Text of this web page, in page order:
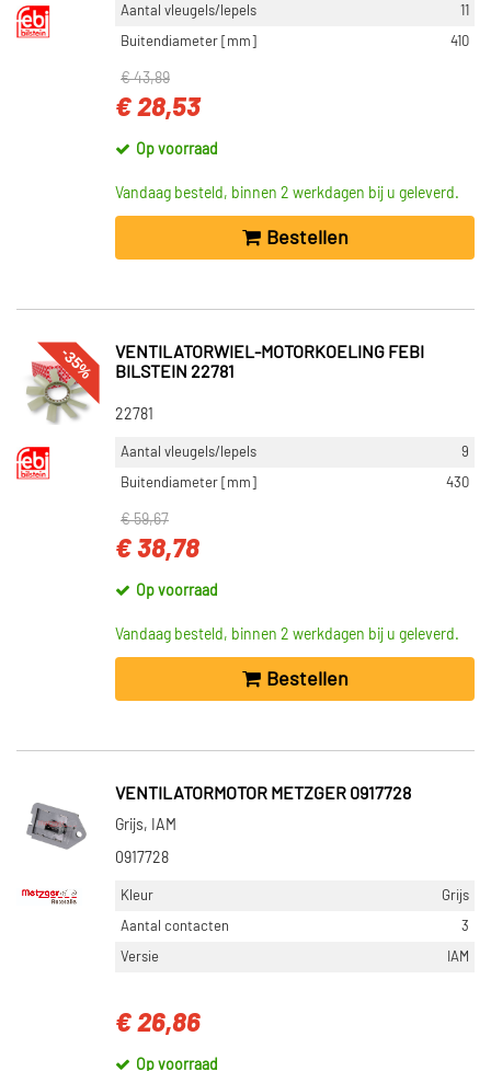
Aantal vleugels/lepels
11
Buitendiameter [mm]
410
€ 43,89
€ 28,53
Op voorraad
Vandaag besteld, binnen 2 werkdagen bij u geleverd.
Bestellen
-35%
VENTILATORWIEL-MOTORKOELING FEBI
BILSTEIN 22781
22781
Aantal vleugels/lepels
9
Buitendiameter [mm]
430
€ 59,67
€ 38,78
Op voorraad
Vandaag besteld, binnen 2 werkdagen bij u geleverd.
Bestellen
VENTILATORMOTOR METZGER 0917728
Grijs, IAM
0917728
Kleur
Grijs
Aantal contacten
3
Versie
IAM
€ 26,86
Op voorraad